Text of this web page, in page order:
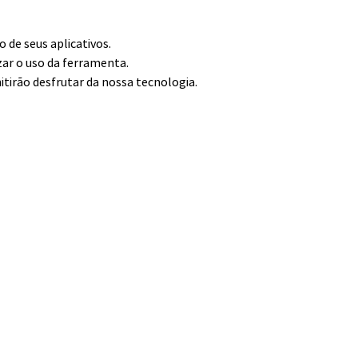
de seus aplicativos.
o uso da ferramenta.
desfrutar da nossa tecnologia.